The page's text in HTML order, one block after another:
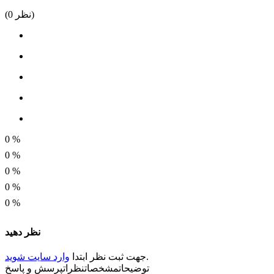
15میلی متر
قطر شفت
(0 نظر)
0 %
0 %
0 %
0 %
0 %
نظر دهید
جهت ثبت نظر ابتدا وارد سایت شوید
.
توضیحاتمشخصاتنظراتپرسش و پاسخ